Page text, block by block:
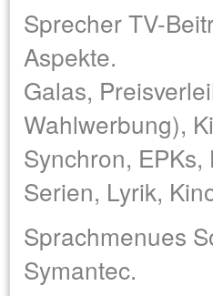
Sprecher TV-
Aspekte.
Galas,
Wahlwerbung),
Synchron,
Serien, Lyrik,
Sprachmenues
Symantec.